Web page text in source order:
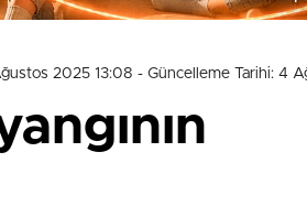
2025 13:08 - Güncelleme Tarihi: 4